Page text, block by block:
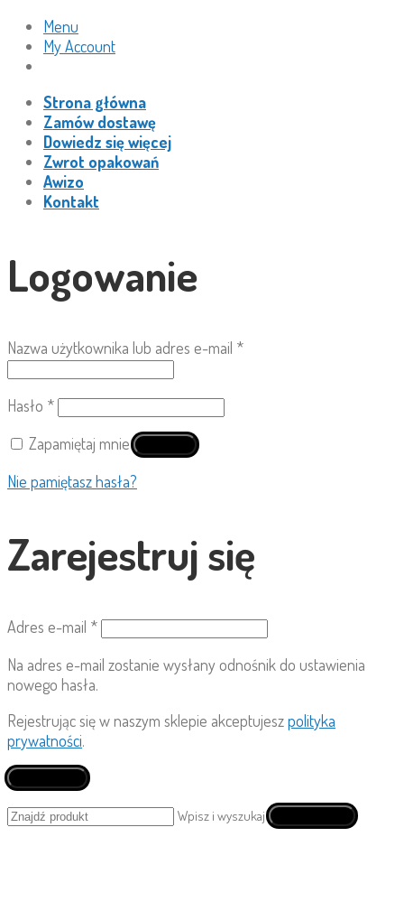
Menu
My Account
Strona główna
Zamów dostawę
Dowiedz się więcej
Zwrot opakowań
Awizo
Kontakt
Logowanie
Nazwa użytkownika lub adres e-mail *
Hasło *
Zapamiętaj mnie
Nie pamiętasz hasła?
Zarejestruj się
Adres e-mail *
Na adres e-mail zostanie wysłany odnośnik do ustawienia
nowego hasła.
Rejestrując się w naszym sklepie akceptujeszpolityka
prywatności.
Wpisz i wyszukaj